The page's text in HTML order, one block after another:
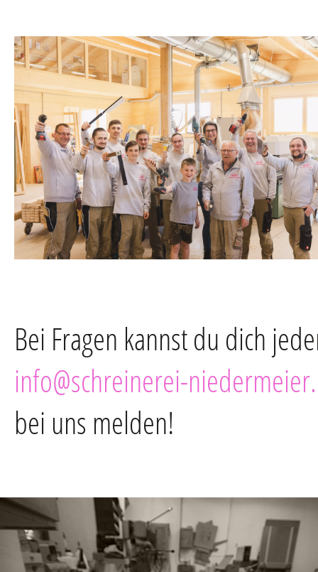
Bei Fragen kannst du dich
info@schreinerei-
bei uns melden!